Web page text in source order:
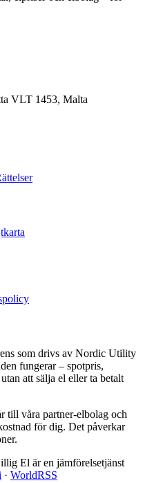
VLT 1453, Malta
som drivs av Nordic Utility
fungerar – spotpris,
att sälja el eller ta betalt
till våra partner-elbolag och
för dig. Det påverkar
El är en jämförelsetjänst
· WorldRSS